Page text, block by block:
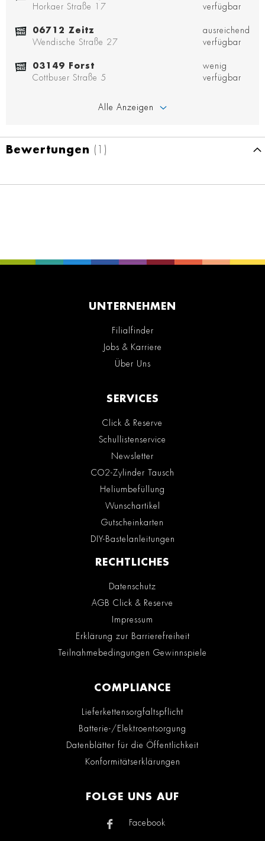
Horkaer Straße 17
verfügbar
06712 Zeitz
Wendische Straße 27
ausreichend
verfügbar
03149 Forst
Cottbuser Straße 5
wenig
verfügbar
Alle Anzeigen
Bewertungen
UNTERNEHMEN
Filialfinder
Jobs & Karriere
Über Uns
SERVICES
Click & Reserve
Schullistenservice
Newsletter
CO2-Zylinder Tausch
Heliumbefüllung
Wunschartikel
Gutscheinkarten
DIY-Bastelanleitungen
RECHTLICHES
Datenschutz
AGB Click & Reserve
Impressum
Erklärung zur Barrierefreiheit
Teilnahmebedingungen Gewinnspiele
COMPLIANCE
Lieferkettensorgfaltspflicht
Batterie-/Elektroentsorgung
Datenblätter für die Öffentlichkeit
Konformitätserklärungen
FOLGE UNS AUF
Facebook